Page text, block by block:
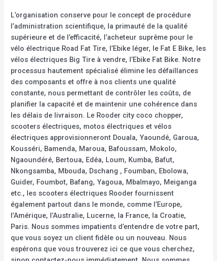
L’organisation conserve pour le concept de procédure
l’administration scientifique, la primauté de la qualité
supérieure et de l’efficacité, l’acheteur suprême pour le
vélo électrique Road Fat Tire, l’Ebike léger, le Fat E Bike, les
vélos électriques Big Tire à vendre, l’Ebike Fat Bike. Notre
processus hautement spécialisé élimine les défaillances
des composants et offre à nos clients une qualité
constante, nous permettant de contrôler les coûts, de
planifier la capacité et de maintenir une cohérence dans
les délais de livraison. Le Rooder city coco chopper,
scooters électriques, motos électriques et vélos
électriques approvisionneront Douala, Yaoundé, Garoua,
Kousséri, Bamenda, Maroua, Bafoussam, Mokolo,
Ngaoundéré, Bertoua, Edéa, Loum, Kumba, Bafut,
Nkongsamba, Mbouda, Dschang , Foumban, Ebolowa,
Guider, Foumbot, Bafang, Yagoua, Mbalmayo, Meiganga
etc., les scooters électriques Rooder fournissent
également partout dans le monde, comme l’Europe,
l’Amérique, l’Australie, Lucerne, la France, la Croatie,
Paris. Nous sommes impatients d’entendre de votre part,
que vous soyez un client fidèle ou un nouveau. Nous
espérons que vous trouverez ici ce que vous cherchez,